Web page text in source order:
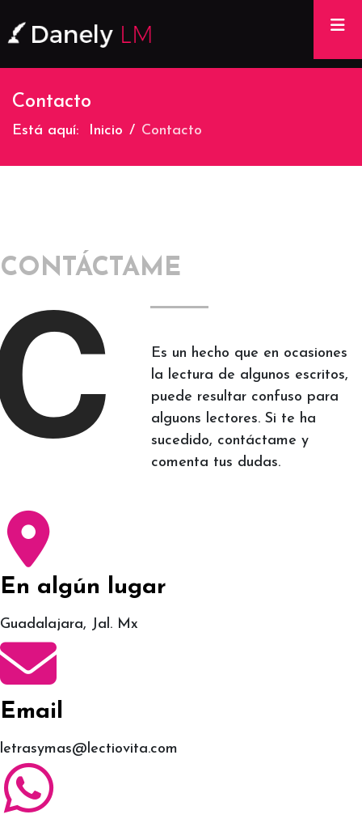
Contacto
Está aquí: Inicio Contacto
CONTÁCTAME
Es un hecho que en ocasiones
la lectura de algunos escritos,
puede resultar confuso para
alguons lectores. Si te ha
sucedido, contáctame y
comenta tus dudas.
En algún lugar
Guadalajara, Jal. Mx
Email
letrasymas@lectiovita.com